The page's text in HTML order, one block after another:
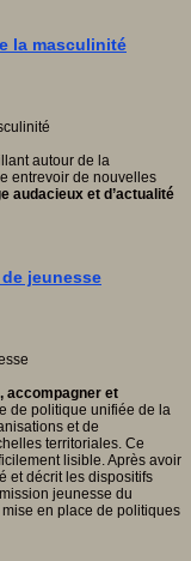
la masculinité
autour de la
entrevoir de nouvelles
audacieux et d’actualité
jeunesse
accompagner et
de politique unifiée de la
et de
territoriales. Ce
lisible. Après avoir
et décrit les dispositifs
jeunesse du
en place de politiques